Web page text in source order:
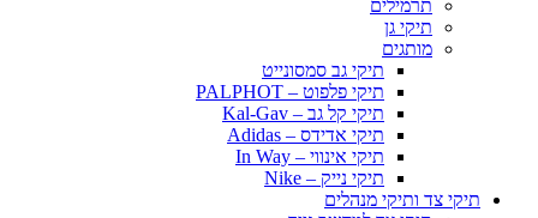
תרמילים
תיקי גן
מותגים
תיקי גב סמסונייט
תיקי פלפוט – PALPHOT
תיקי קל גב – Kal-Gav
תיקי אדידס – Adidas
תיקי אינווי – In Way
תיקי נייק – Nike
תיקי צד ותיקי מנהלים